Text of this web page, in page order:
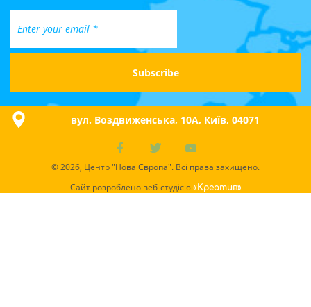
вул. Воздвиженська, 10A, Київ, 04071
© 2026, Центр "Нова Європа". Всі права захищено.
Сайт розроблено веб-студією «Креатив»